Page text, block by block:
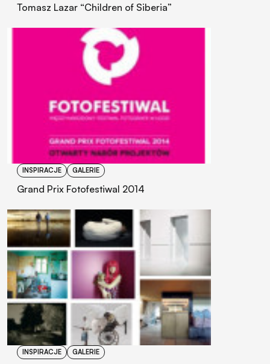
Tomasz Lazar “Children of Siberia”
INSPIRACJE GALERIE
Grand Prix Fotofestiwal 2014
INSPIRACJE GALERIE